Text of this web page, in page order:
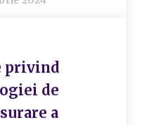
privind
de
a